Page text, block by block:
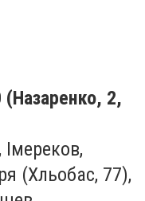
2,
(Хльобас, 77),